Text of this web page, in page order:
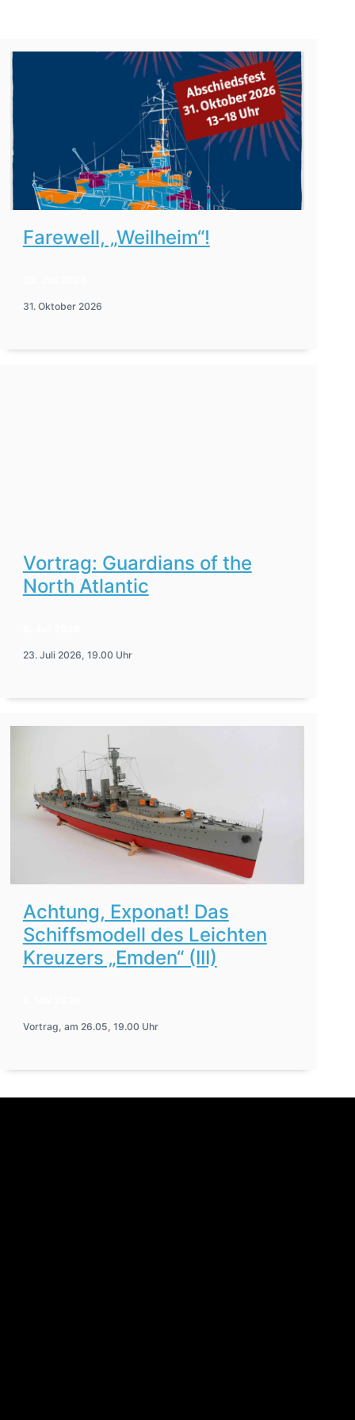
Farewell, „Weilheim“!
31. Oktober 2026
Vortrag: Guardians of the
North Atlantic
23. Juli 2026, 19.00 Uhr
Achtung, Exponat! Das
Schiffsmodell des Leichten
Kreuzers „Emden“ (III)
Vortrag, am 26.05, 19.00 Uhr